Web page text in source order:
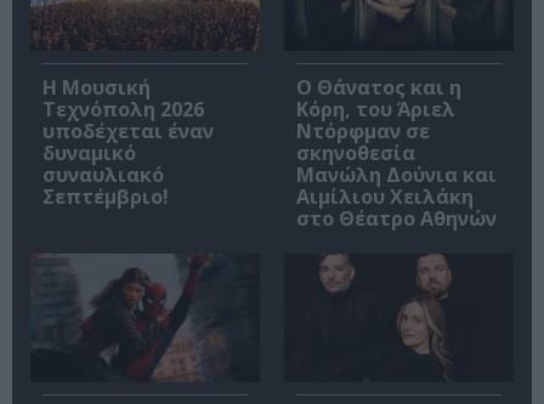
Η Μουσική
Τεχνόπολη 2026
υποδέχεται έναν
δυναμικό
συναυλιακό
Σεπτέμβριο!
Ο Θάνατος και η
Κόρη, του Άριελ
Ντόρφμαν σε
σκηνοθεσία
Μανώλη Δούνια και
Αιμίλιου Χειλάκη
στο Θέατρο Αθηνών